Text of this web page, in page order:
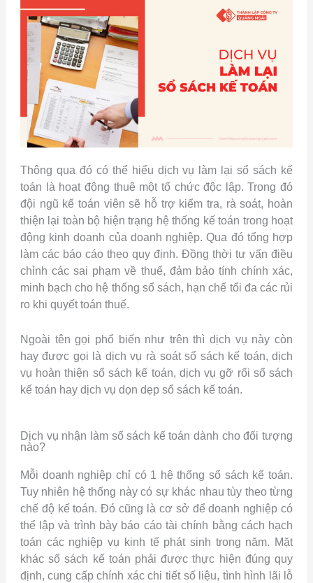
Thông qua đó có thể hiểu dịch vụ làm lại sổ sách kế
toán là hoạt động thuê một tổ chức độc lập. Trong đó
đội ngũ kế toán viên sẽ hỗ trợ kiểm tra, rà soát, hoàn
thiện lại toàn bộ hiện trạng hệ thống kế toán trong hoạt
động kinh doanh của doanh nghiệp. Qua đó tổng hợp
làm các báo cáo theo quy định. Đồng thời tư vấn điều
chỉnh các sai phạm về thuế, đảm bảo tính chính xác,
minh bạch cho hệ thống sổ sách, hạn chế tối đa các rủi
ro khi quyết toán thuế.
Ngoài tên gọi phổ biến như trên thì dịch vụ này còn
hay được gọi là dịch vụ rà soát sổ sách kế toán, dịch
vụ hoàn thiện sổ sách kế toán, dịch vụ gỡ rối sổ sách
kế toán hay dịch vụ dọn dẹp sổ sách kế toán.
Dịch vụ nhận làm sổ sách kế toán dành cho đối tượng
nào?
Mỗi doanh nghiệp chỉ có 1 hệ thống sổ sách kế toán.
Tuy nhiên hệ thống này có sự khác nhau tùy theo từng
chế độ kế toán. Đó cũng là cơ sở để doanh nghiệp có
thể lập và trình bày báo cáo tài chính bằng cách hạch
toán các nghiệp vụ kinh tế phát sinh trong năm. Mặt
khácsổ sách kế toán phải được thực hiện đúng quy
định, cung cấp chính xác chi tiết số liệu, tình hình lãi lỗ